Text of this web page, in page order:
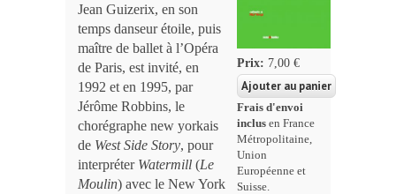
Jean Guizerix, en son
temps danseur étoile, puis
maître de ballet à l’Opéra
de Paris, est invité, en
1992 et en 1995, par
Jérôme Robbins, le
chorégraphe new yorkais
de West Side Story, pour
interpréter Watermill (Le
Moulin) avec le New York
Prix: 7,00 €
Frais d'envoi
inclus en France
Métropolitaine,
Union
Européenne et
Suisse.